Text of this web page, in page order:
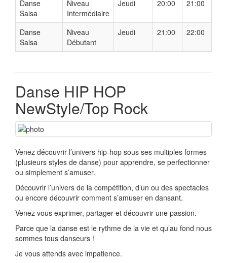
Danse
Salsa
Niveau
Intermédiaire
Jeudi 20:00 21:00
Danse
Salsa
Niveau
Débutant
Jeudi 21:00 22:00
Danse HIP HOP
NewStyle/Top Rock
Venez découvrir l’univers hip-hop sous ses multiples formes
(plusieurs styles de danse) pour apprendre, se perfectionner
ou simplement s’amuser.
Découvrir l’univers de la compétition, d’un ou des spectacles
ou encore découvrir comment s’amuser en dansant.
Venez vous exprimer, partager et découvrir une passion.
Parce que la danse est le rythme de la vie et qu’au fond nous
sommes tous danseurs !
Je vous attends avec impatience.